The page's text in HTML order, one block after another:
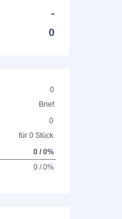
-
0
0
Brief
0
für 0 Stück
0 / 0%
0 / 0%